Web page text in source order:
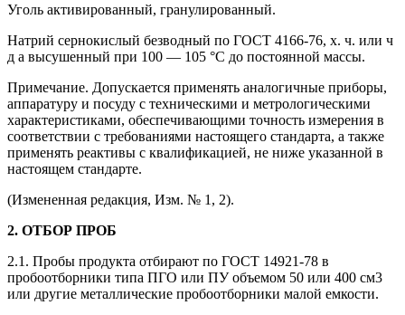
Уголь активированный, гранулированный.
Натрий сернокислый безводный по ГОСТ 4166-76, х. ч. или ч
д а высушенный при 100 — 105 °С до постоянной массы.
Примечание. Допускается применять аналогичные приборы,
аппаратуру и посуду с техническими и метрологическими
характеристиками, обеспечивающими точность измерения в
соответствии с требованиями настоящего стандарта, а также
применять реактивы с квалификацией, не ниже указанной в
настоящем стандарте.
(Измененная редакция, Изм. № 1, 2).
2. ОТБОР ПРОБ
2.1. Пробы продукта отбирают по ГОСТ 14921-78 в
пробоотборники типа ПГО или ПУ объемом 50 или 400 см3
или другие металлические пробоотборники малой емкости.